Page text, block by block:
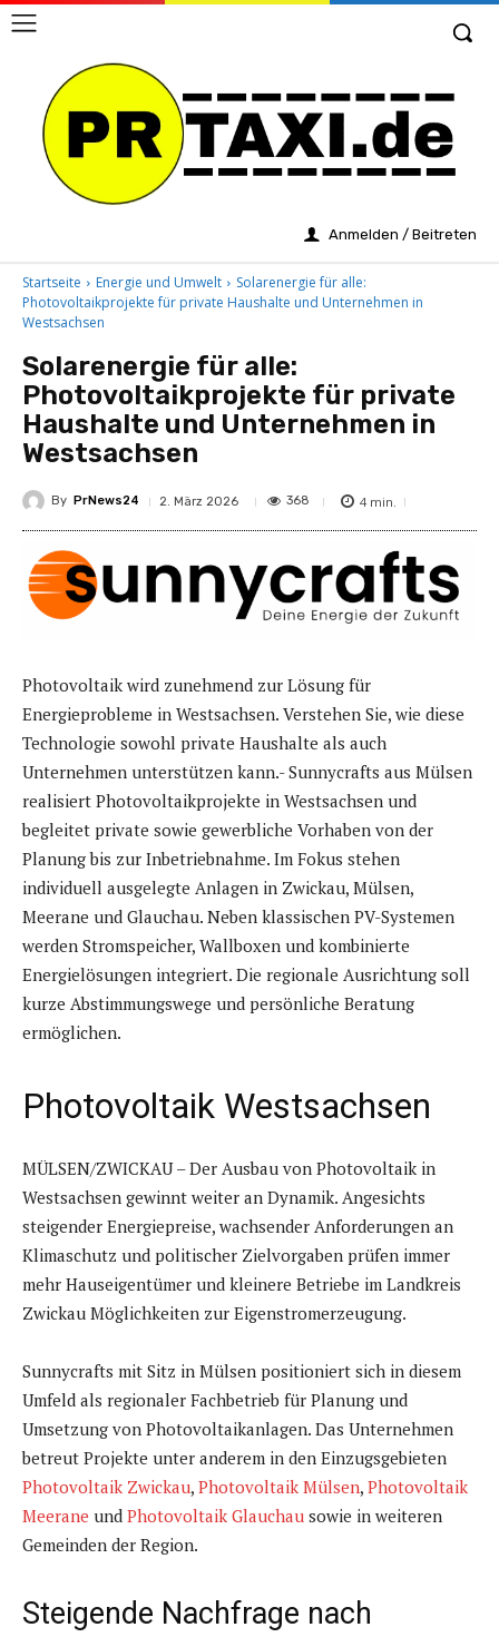
Anmelden / Beitreten
Startseite Energie und Umwelt
Solarenergie für alle:
Photovoltaikprojekte für private Haushalte und Unternehmen in
Westsachsen
Solarenergie für alle:
Photovoltaikprojekte für private
Haushalte und Unternehmen in
Westsachsen
By PrNews24 2. März 2026 368 4 min.
Photovoltaik wird zunehmend zur Lösung für
Energieprobleme in Westsachsen. Verstehen Sie, wie diese
Technologie sowohl private Haushalte als auch
Unternehmen unterstützen kann.- Sunnycrafts aus Mülsen
realisiert Photovoltaikprojekte in Westsachsen und
begleitet private sowie gewerbliche Vorhaben von der
Planung bis zur Inbetriebnahme. Im Fokus stehen
individuell ausgelegte Anlagen in Zwickau, Mülsen,
Meerane und Glauchau. Neben klassischen PV-Systemen
werden Stromspeicher, Wallboxen und kombinierte
Energielösungen integriert. Die regionale Ausrichtung soll
kurze Abstimmungswege und persönliche Beratung
ermöglichen.
Photovoltaik Westsachsen
MÜLSEN/ZWICKAU – Der Ausbau von Photovoltaik in
Westsachsen gewinnt weiter an Dynamik. Angesichts
steigender Energiepreise, wachsender Anforderungen an
Klimaschutz und politischer Zielvorgaben prüfen immer
mehr Hauseigentümer und kleinere Betriebe im Landkreis
Zwickau Möglichkeiten zur Eigenstromerzeugung.
Sunnycrafts mit Sitz in Mülsen positioniert sich in diesem
Umfeld als regionaler Fachbetrieb für Planung und
Umsetzung von Photovoltaikanlagen. Das Unternehmen
betreut Projekte unter anderem in den Einzugsgebieten
Photovoltaik Zwickau, Photovoltaik Mülsen, Photovoltaik
Meerane und Photovoltaik Glauchau sowie in weiteren
Gemeinden der Region.
Steigende Nachfrage nach